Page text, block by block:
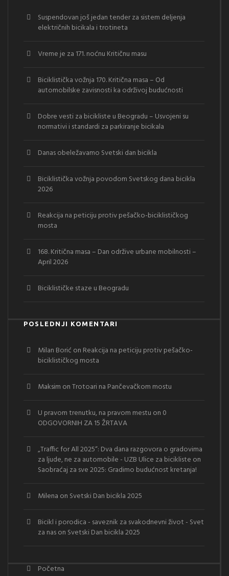
Suspendovan još jedan tender za sistem deljenja
električnih bicikala i trotineta
Vreme je za 171. noćnu Kritičnu masu
Biciklistička vožnja 170. Kritična masa – Od
automobilske zavisnosti ka održivoj budućnosti
Dobre vesti za bicikliste u Beogradu – Usvojeni su
normativi i standardi za parkiranje bicikala
Danas obeležavamo Svetski dan bicikla
Biciklistička vožnja povodom Svetskog dana bicikla
2026
Reakcija na peticiju protiv pešačko-biciklističkog
mosta
168. Kritična masa – Dan održive urbane mobilnosti –
April 2026
Biciklističke staze u Beogradu
POSLEDNJI KOMENTARI
Milan Borić on Reakcija na peticiju protiv pešačko-
biciklističkog mosta
Maksim onTrotoari na Pančevačkom mostu
U pravom trenutku, na pravom mestu on 0
ODGOVORNIH ZA 15 ŽRTAVA
„Traffic for All 2025“: Dva dana razgovora o gradovima
za ljude, ne za automobile - UZB Ulice za bicikliste on
Saobraćaj za sve 2025: Gradimo budućnost kretanja!
Milena on Svetski Dan bicikla 2025
Bicikl i porodica - saveznik za svakodnevni život - Svet
za nason Svetski Dan bicikla 2025
Početna